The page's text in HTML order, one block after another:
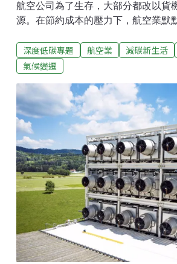
航空公司為了生存，大部分都改以貨
源。在節約成本的壓力下，航空業默
迄今，已經整整超過一年。這一年是
峻的時期。依據國際航空運輸協會（
17.6億人次，下滑比例為60%；2021
23.8億人次，比2019年的50%略略多
因為旅客量滑落，也下滑了55%。載
碳量減少45%因為經濟活動仍在持續
運僅由2019年的6150萬噸、至20年
噸。依據預估，2021年由於海運受到
力不足，因此航空貨運甚至可能回升
2018年之近年來新高紀錄。大家都知
管制，
深度低碳專題 航空業 減碳新生活
氣候變遷